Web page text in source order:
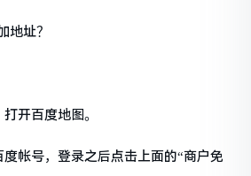
地址？
开百度地图。
帐号，登录之后点击上面的“商户免